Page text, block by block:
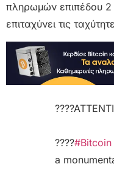
πληρωμών επιπέδου 2
επιταχύνει τις
????#Bitcoin
a